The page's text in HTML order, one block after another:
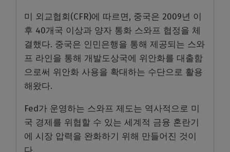
미 외교협회(CFR)에 따르면, 중국은 2009년 이
후 40개국 이상과 양자 통화 스와프 협정을 체
결했다. 중국은 인민은행을 통해 제공되는 스와
프 라인을 통해 개발도상국에 위안화를 대출함
으로써 위안화 사용을 확대하는 수단으로 활용
해왔다.
Fed가 운영하는 스와프 제도는 역사적으로 미
국 경제를 위협할 수 있는 세계적 금융 혼란기
에 시장 압력을 완화하기 위해 만들어진 것이